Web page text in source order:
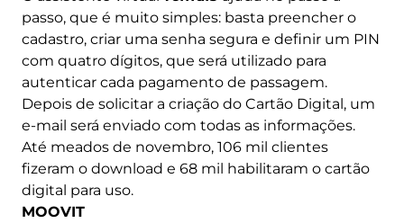
passo, que é muito simples: basta preencher o
cadastro, criar uma senha segura e definir um PIN
com quatro dígitos, que será utilizado para
autenticar cada pagamento de passagem.
Depois de solicitar a criação do Cartão Digital, um
e-mail será enviado com todas as informações.
Até meados de novembro, 106 mil clientes
fizeram o download e 68 mil habilitaram o cartão
digital para uso.
MOOVIT